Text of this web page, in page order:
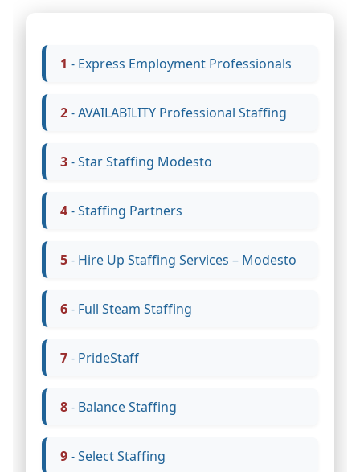
1 - Express Employment Professionals
2 - AVAILABILITY Professional Staffing
3 - Star Staffing Modesto
4 - Staffing Partners
5 - Hire Up Staffing Services – Modesto
6 - Full Steam Staffing
7 - PrideStaff
8 - Balance Staffing
9 - Select Staffing